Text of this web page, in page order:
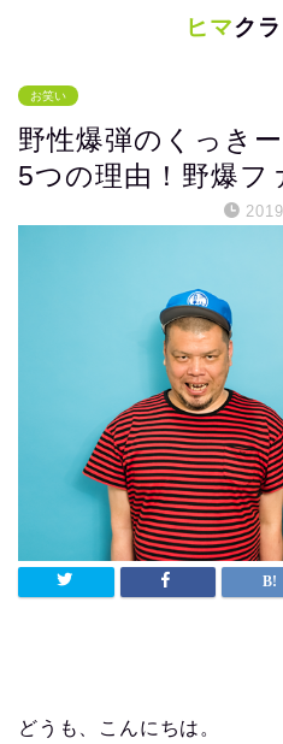
ヒマク
お笑い
野性爆弾のくっき
5つの理由！野爆フ
どうも、こんにちは。